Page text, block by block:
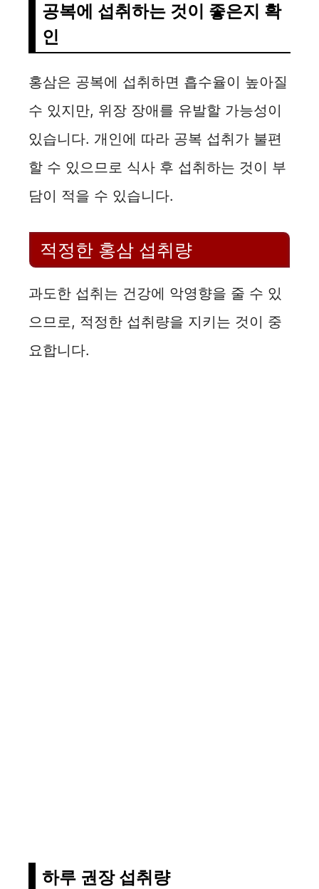
공복에 섭취하는 것이 좋은지 확
인
홍삼은 공복에 섭취하면 흡수율이 높아질
수 있지만, 위장 장애를 유발할 가능성이
있습니다. 개인에 따라 공복 섭취가 불편
할 수 있으므로 식사 후 섭취하는 것이 부
담이 적을 수 있습니다.
적정한 홍삼 섭취량
과도한 섭취는 건강에 악영향을 줄 수 있
으므로, 적정한 섭취량을 지키는 것이 중
요합니다.
하루 권장 섭취량